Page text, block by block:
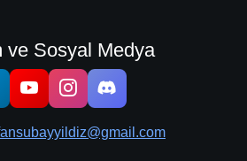
ve Sosyal Medya